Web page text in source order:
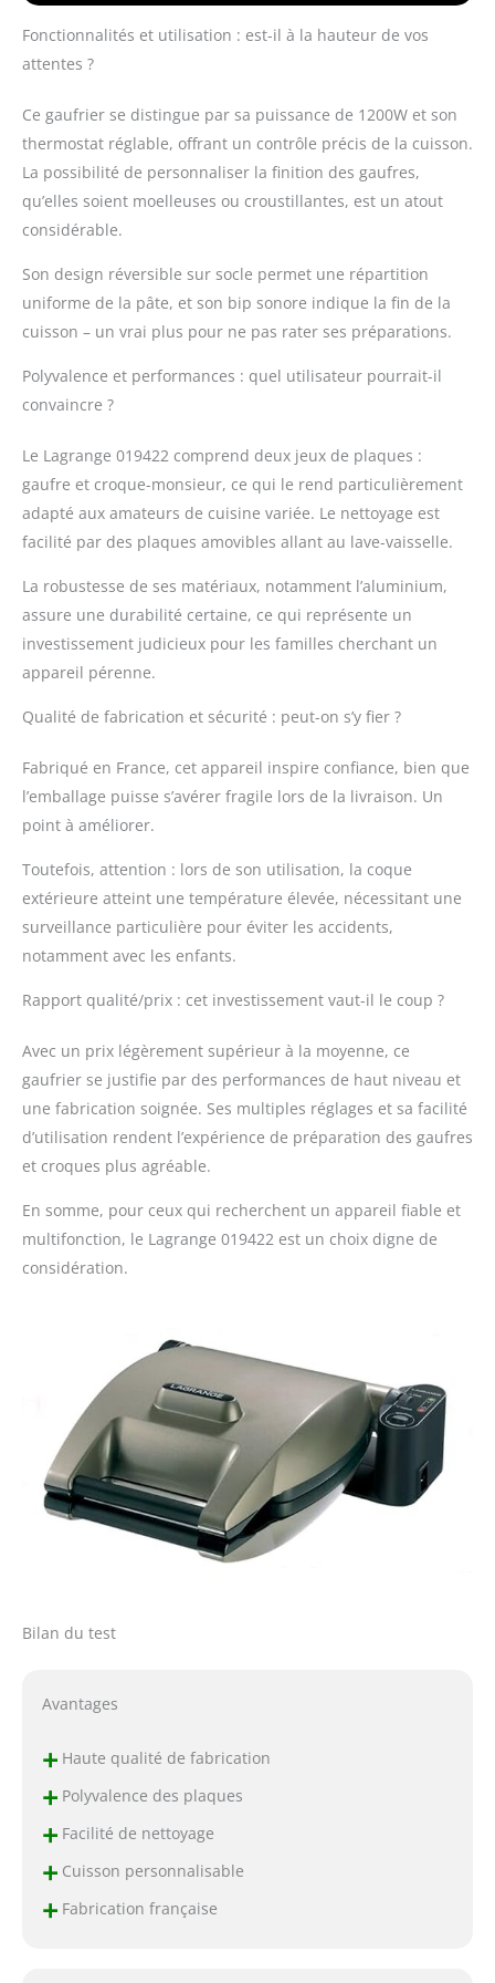
quand vos gaufres sont
réversible sur socle
pour une bonne
répartition de la pâte.
ASTUCIEUX : ses
voyants lumineux
que la fin du
préchauffage et de la
cuisson (vert).
Fonctionnalités et utilisation : est-il à la hauteur de vos
attentes ?
Ce gaufrier se distingue par sa puissance de 1200W et son
thermostat réglable, offrant un contrôle précis de la cuisson.
La possibilité de personnaliser la finition des gaufres,
qu’elles soient moelleuses ou croustillantes, est un atout
considérable.
Son design réversible sur socle permet une répartition
uniforme de la pâte, et son bip sonore indique la fin de la
cuisson – un vrai plus pour ne pas rater ses préparations.
Polyvalence et performances : quel utilisateur pourrait-il
convaincre ?
Le Lagrange 019422 comprend deux jeux de plaques :
gaufre et croque-monsieur, ce qui le rend particulièrement
adapté aux amateurs de cuisine variée. Le nettoyage est
facilité par des plaques amovibles allant au lave-vaisselle.
La robustesse de ses matériaux, notamment l’aluminium,
assure une durabilité certaine, ce qui représente un
investissement judicieux pour les familles cherchant un
appareil pérenne.
Qualité de fabrication et sécurité : peut-on s’y fier ?
Fabriqué en France, cet appareil inspire confiance, bien que
l’emballage puisse s’avérer fragile lors de la livraison. Un
point à améliorer.
Toutefois, attention : lors de son utilisation, la coque
extérieure atteint une température élevée, nécessitant une
surveillance particulière pour éviter les accidents,
notamment avec les enfants.
Rapport qualité/prix : cet investissement vaut-il le coup ?
Avec un prix légèrement supérieur à la moyenne, ce
gaufrier se justifie par des performances de haut niveau et
une fabrication soignée. Ses multiples réglages et sa facilité
d’utilisation rendent l’expérience de préparation des gaufres
et croques plus agréable.
En somme, pour ceux qui recherchent un appareil fiable et
multifonction, le Lagrange 019422 est un choix digne de
considération.
Bilan du test
Avantages
+Haute qualité de fabrication
+Polyvalence des plaques
+Facilité de nettoyage
+Cuisson personnalisable
+Fabrication française